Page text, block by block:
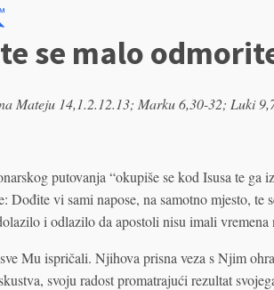
se malo
Mateju 14,1.2.12.13; Marku 6,30-32; Luki
putovanja “okupiše se kod Isusa te ga
Dođite vi sami napose, na samotno mjesto, te
i odlazilo da apostoli nisu imali vremena
Mu ispričali. Njihova prisna veza s Njim
svoju radost promatrajući rezultat